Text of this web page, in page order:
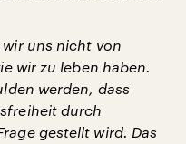
uns nicht von
wir zu leben haben.
werden, dass
durch
gestellt wird. Das